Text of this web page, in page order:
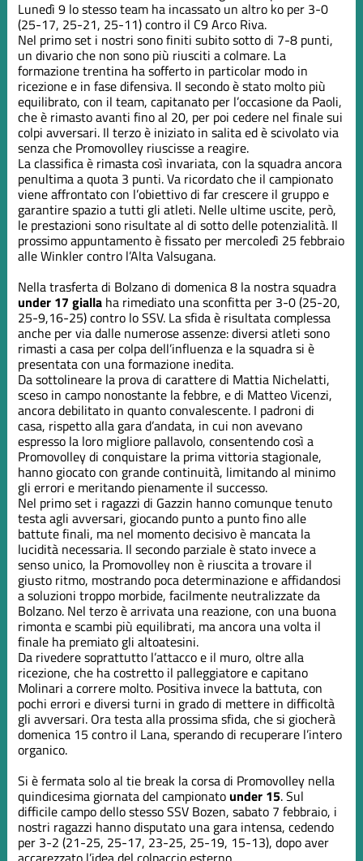
Lunedì 9 lo stesso team ha incassato un altro ko per 3-0
(25-17, 25-21, 25-11) contro il C9 Arco Riva.
Nel primo set i nostri sono finiti subito sotto di 7-8 punti,
un divario che non sono più riusciti a colmare. La
formazione trentina ha sofferto in particolar modo in
ricezione e in fase difensiva. Il secondo è stato molto più
equilibrato, con il team, capitanato per l’occasione da Paoli,
che è rimasto avanti fino al 20, per poi cedere nel finale sui
colpi avversari. Il terzo è iniziato in salita ed è scivolato via
senza che Promovolley riuscisse a reagire.
La classifica è rimasta così invariata, con la squadra ancora
penultima a quota 3 punti. Va ricordato che il campionato
viene affrontato con l’obiettivo di far crescere il gruppo e
garantire spazio a tutti gli atleti. Nelle ultime uscite, però,
le prestazioni sono risultate al di sotto delle potenzialità. Il
prossimo appuntamento è fissato per mercoledì 25 febbraio
alle Winkler contro l’Alta Valsugana.
Nella trasferta di Bolzano di domenica 8 la nostra squadra
under 17 gialla ha rimediato una sconfitta per 3-0 (25-20,
25-9,16-25) contro lo SSV. La sfida è risultata complessa
anche per via dalle numerose assenze: diversi atleti sono
rimasti a casa per colpa dell’influenza e la squadra si è
presentata con una formazione inedita.
Da sottolineare la prova di carattere di Mattia Nichelatti,
sceso in campo nonostante la febbre, e di Matteo Vicenzi,
ancora debilitato in quanto convalescente. I padroni di
casa, rispetto alla gara d’andata, in cui non avevano
espresso la loro migliore pallavolo, consentendo così a
Promovolley di conquistare la prima vittoria stagionale,
hanno giocato con grande continuità, limitando al minimo
gli errori e meritando pienamente il successo.
Nel primo set i ragazzi di Gazzin hanno comunque tenuto
testa agli avversari, giocando punto a punto fino alle
battute finali, ma nel momento decisivo è mancata la
lucidità necessaria. Il secondo parziale è stato invece a
senso unico, la Promovolley non è riuscita a trovare il
giusto ritmo, mostrando poca determinazione e affidandosi
a soluzioni troppo morbide, facilmente neutralizzate da
Bolzano. Nel terzo è arrivata una reazione, con una buona
rimonta e scambi più equilibrati, ma ancora una volta il
finale ha premiato gli altoatesini.
Da rivedere soprattutto l’attacco e il muro, oltre alla
ricezione, che ha costretto il palleggiatore e capitano
Molinari a correre molto. Positiva invece la battuta, con
pochi errori e diversi turni in grado di mettere in difficoltà
gli avversari. Ora testa alla prossima sfida, che si giocherà
domenica 15 contro il Lana, sperando di recuperare l’intero
organico.
Si è fermata solo al tie break la corsa di Promovolley nella
quindicesima giornata del campionatounder 15. Sul
difficile campo dello stesso SSV Bozen, sabato 7 febbraio, i
nostri ragazzi hanno disputato una gara intensa, cedendo
per 3-2 (21-25, 25-17, 23-25, 25-19, 15-13), dopo aver